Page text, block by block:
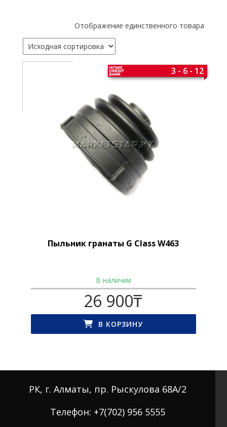
Отображение единственного товара
Пыльник гранаты G Class W463
3 - 6 - 12
В наличии
26 900₸
В КОРЗИНУ
РК, г. Алматы, пр. Рыскулова 68А/2
Телефон: +7(702) 956 5555